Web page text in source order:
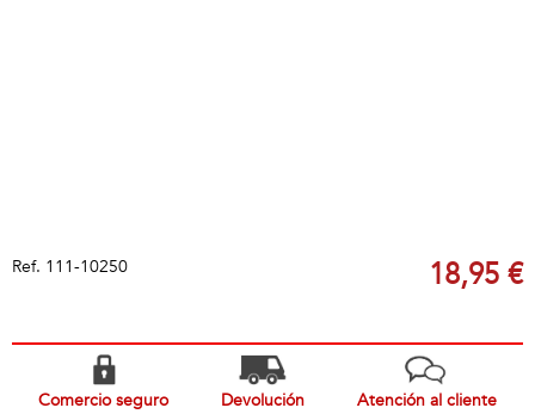
Ref. 111-10250 18,95 €
Comercio seguro
Devolución
Atención al cliente